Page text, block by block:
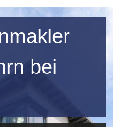
bei